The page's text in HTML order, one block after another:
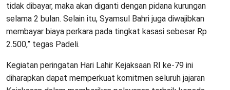
tidak dibayar, maka akan diganti dengan pidana kurungan
selama 2 bulan. Selain itu, Syamsul Bahri juga diwajibkan
membayar biaya perkara pada tingkat kasasi sebesar Rp
2.500,” tegas Padeli.
Kegiatan peringatan Hari Lahir Kejaksaan RI ke-79 ini
diharapkan dapat memperkuat komitmen seluruh jajaran